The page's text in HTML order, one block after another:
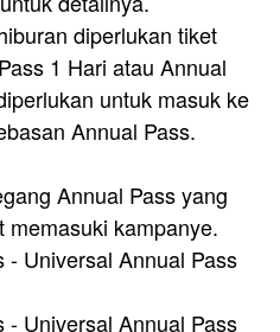
diperlukan tiket
1 Hari atau Annual
untuk masuk ke
Annual Pass.
Annual Pass yang
memasuki kampanye.
- Universal Annual Pass
- Universal Annual Pass